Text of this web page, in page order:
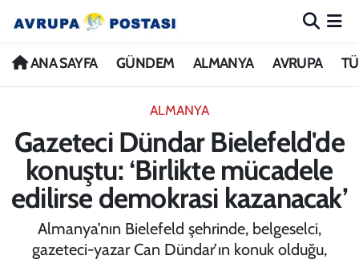
ANA SAYFA GÜNDEM ALMANYA AVRUPA
ALMANYA
Gazeteci Dündar Bielefeld'de
konuştu: ‘Birlikte mücadele
edilirse demokrasi kazanacak’
Almanya’nın Bielefeld şehrinde, belgeselci,
gazeteci-yazar Can Dündar’ın konuk olduğu,
ANA SAYFA
ALMANYA
AVRUPA
TÜRKİYE
Nöbetçi Eczaneler
İstanbul Namaz Vakitleri
Trafik Durumu
Avrupa Ligi Puan Durumu ve Fikstür